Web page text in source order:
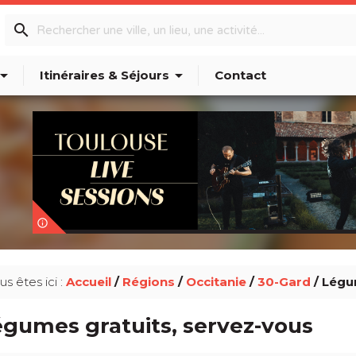
search
Itinéraires & Séjours arrow_drop_down Contact
info_outline
êtes ici : Accueil/ Régions / Occitanie/ 30-Gard /
gratuits, servez-vous